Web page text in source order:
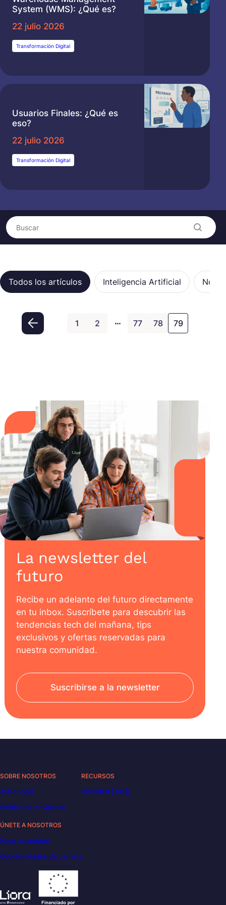
System (WMS): ¿Qué es?
22 julio 2026
Transformación Digital
Usuarios Finales: ¿Qué es
eso?
22 julio 2026
Transformación Digital
Buscar
Search content
Categorías
Todos los artículos Inteligencia Artificial
1 2 … 77 78 79
La newsletter del
futuro
Recibe un adelanto del futuro directamente
en tu inbox. Suscríbete para descubrir las
tendencias tech del mañana, tips
exclusivos y ofertas reservadas para
nuestra comunidad.
Suscribirse a la newsletter
SOBRE NOSOTROS
Aviso legal
Política de privacidad
ÚNETE A NOSOTROS
Nuestro equipo
Oportunidades de carrera
RECURSOS
Decoded | Blog